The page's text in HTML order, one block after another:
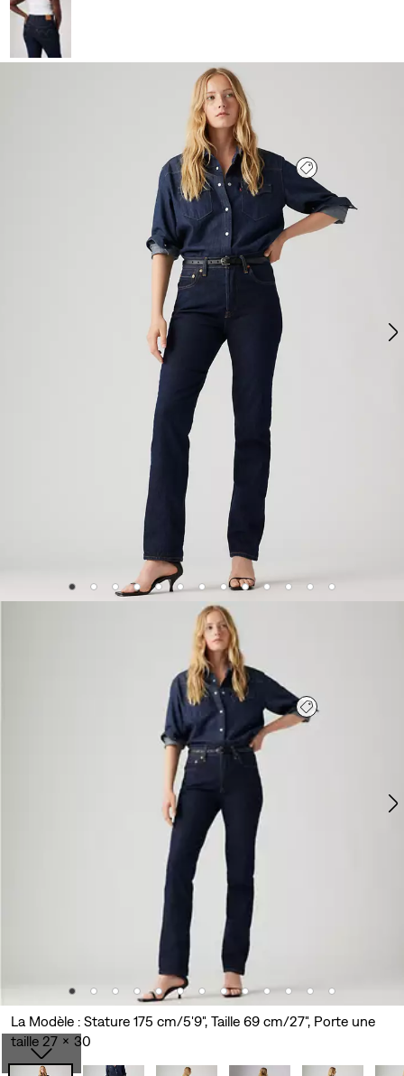
La Modèle : Stature 175 cm/5'9", Taille 69 cm/27", Porte une
taille 27 x 30